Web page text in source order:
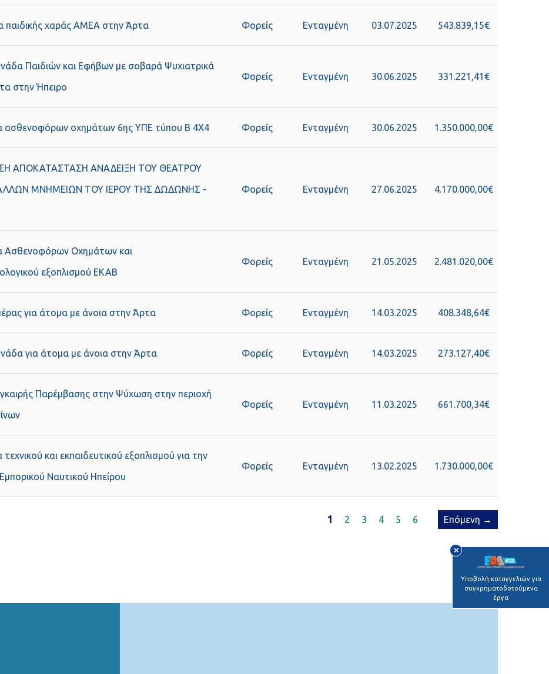
✕
Υποβολή καταγγελιών για
συγχρηματοδοτούμενα
έργα
παιδικής χαράς ΑΜΕΑ στην Άρτα Φορείς Ενταγμένη 03.07.2025 543.839,15€
Παιδιών και Εφήβων με σοβαρά Ψυχιατρικά
στην Ήπειρο
Φορείς Ενταγμένη 30.06.2025 331.221,41€
ασθενοφόρων οχημάτων 6ης ΥΠΕ τύπου Β 4Χ4 Φορείς Ενταγμένη 30.06.2025 1.350.000,00€
ΑΠΟΚΑΤΑΣΤΑΣΗ ΑΝΑΔΕΙΞΗ ΤΟΥ ΘΕΑΤΡΟΥ
ΜΝΗΜΕΙΩΝ ΤΟΥ ΙΕΡΟΥ ΤΗΣ ΔΩΔΩΝΗΣ -
Φορείς Ενταγμένη 27.06.2025 4.170.000,00€
Ασθενοφόρων Οχημάτων και
εξοπλισμού ΕΚΑΒ
Φορείς Ενταγμένη 21.05.2025 2.481.020,00€
για άτομα με άνοια στην Άρτα Φορείς Ενταγμένη 14.03.2025 408.348,64€
για άτομα με άνοια στην Άρτα Φορείς Ενταγμένη 14.03.2025 273.127,40€
Παρέμβασης στην Ψύχωση στην περιοχή
Φορείς Ενταγμένη 11.03.2025 661.700,34€
και εκπαιδευτικού εξοπλισμού για την
Ναυτικού Ηπείρου
Φορείς Ενταγμένη 13.02.2025 1.730.000,00€
1 2 3 4 5 6 Επόμενη →